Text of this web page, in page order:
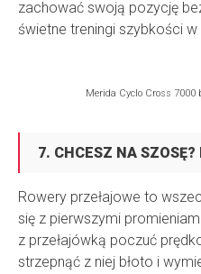
zachować swoją pozycję
świetne treningi szybkości w
Merida Cyclo Cross 7000
7. CHCESZ NA SZOSĘ?
Rowery przełajowe to
się z pierwszymi
z przełajówką poczuć
strzepnąć z niej błoto i